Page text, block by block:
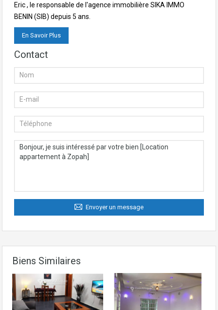
Eric , le responsable de l'agence immobilière SIKA IMMO
BENIN (SIB) depuis 5 ans.
En Savoir Plus
Contact
Envoyer un message
Biens Similaires